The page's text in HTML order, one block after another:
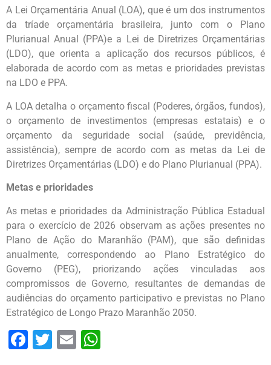
A Lei Orçamentária Anual (LOA), que é um dos instrumentos
da tríade orçamentária brasileira, junto com o Plano
Plurianual Anual (PPA)e a Lei de Diretrizes Orçamentárias
(LDO), que orienta a aplicação dos recursos públicos, é
elaborada de acordo com as metas e prioridades previstas
na LDO e PPA.
A LOA detalha o orçamento fiscal (Poderes, órgãos, fundos),
o orçamento de investimentos (empresas estatais) e o
orçamento da seguridade social (saúde, previdência,
assistência), sempre de acordo com as metas da Lei de
Diretrizes Orçamentárias (LDO) e do Plano Plurianual (PPA).
Metas e prioridades
As metas e prioridades da Administração Pública Estadual
para o exercício de 2026 observam as ações presentes no
Plano de Ação do Maranhão (PAM), que são definidas
anualmente, correspondendo ao Plano Estratégico do
Governo (PEG), priorizando ações vinculadas aos
compromissos de Governo, resultantes de demandas de
audiências do orçamento participativo e previstas no Plano
Estratégico de Longo Prazo Maranhão 2050.
Facebook
Twitter
Email